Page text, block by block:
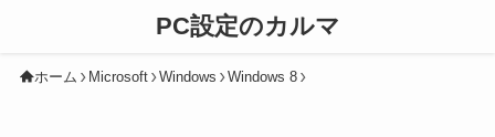
PC設定のカルマ
ホーム Microsoft Windows Windows 8